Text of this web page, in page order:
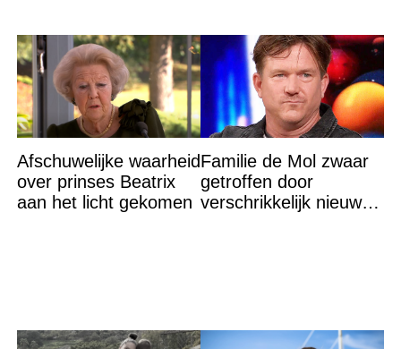
Afschuwelijke waarheid
over prinses Beatrix
aan het licht gekomen
Familie de Mol zwaar
getroffen door
verschrikkelijk nieuws: